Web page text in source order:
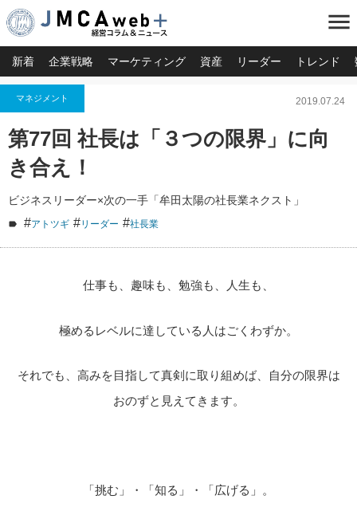
menu
新着 企業戦略 マーケティング 資産 リーダー トレンド
マネジメント 2019.07.24
第77回 社長は「３つの限界」に向
き合え！
ビジネスリーダー×次の一手「牟田太陽の社長業ネクスト」
#アトツギ #リーダー #社長業
仕事も、趣味も、勉強も、人生も、
極めるレベルに達している人はごくわずか。
それでも、高みを目指して真剣に取り組めば、 自分の限界は
おのずと見えてきます。
「挑む」・「知る」・「広げる」。